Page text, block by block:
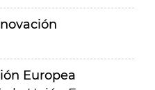
Europea